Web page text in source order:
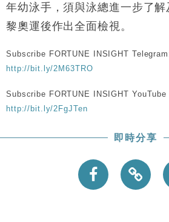
12:44
財經｜日本春季三度入市撐
日圓干預創新高
張
15:59
財經｜SA售股自救後再出手
年幼泳手，須與泳總進一步了
黎奧運後作出全面檢視。
Subscribe FORTUNE INSIGHT
http://bit.ly/2M63TRO
Subscribe FORTUNE INSIGHT YouTube
http://bit.ly/2FgJTen
即時分享